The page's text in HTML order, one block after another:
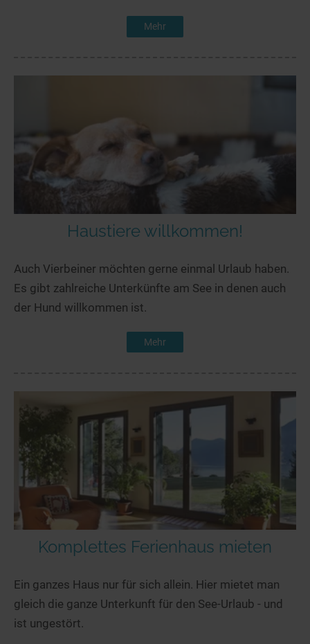
Mehr
Haustiere willkommen!
Auch Vierbeiner möchten gerne einmal Urlaub haben.
Es gibt zahlreiche Unterkünfte am See in denen auch
der Hund willkommen ist.
Mehr
Komplettes Ferienhaus mieten
Ein ganzes Haus nur für sich allein. Hier mietet man
gleich die ganze Unterkunft für den See-Urlaub - und
ist ungestört.